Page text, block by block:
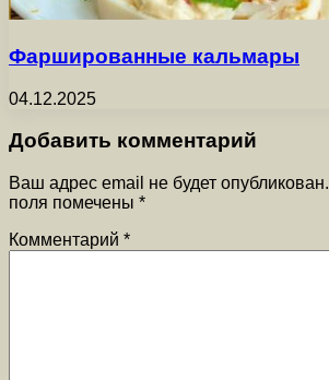
Фаршированные кальмары
04.12.2025
Добавить комментарий
Ваш адрес email не будет опубликован.
поля помечены *
Комментарий *